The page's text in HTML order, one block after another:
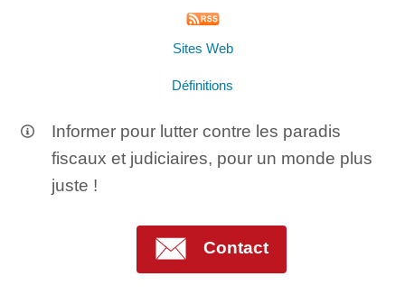
Sites Web
Définitions
Informer pour lutter contre les paradis
fiscaux et judiciaires, pour un monde plus
juste !
Contact